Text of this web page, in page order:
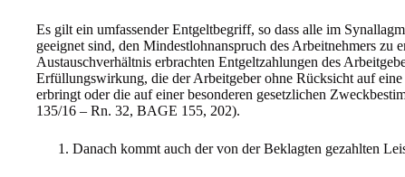
Es gilt ein umfassender Entgeltbegriff, so dass alle im
geeignet sind, den Mindestlohnanspruch des Arbeitnehmers zu
Austauschverhältnis erbrachten Entgeltzahlungen des
Erfüllungswirkung, die der Arbeitgeber ohne Rücksicht auf
erbringt oder die auf einer besonderen gesetzlichen
135/16 – Rn. 32, BAGE 155, 202).
Danach kommt auch der von der Beklagten gezahlten